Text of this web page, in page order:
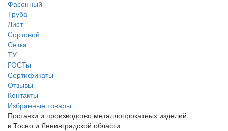
Фасонный
Труба
Лист
Сортовой
Сетка
ТУ
ГОСТы
Сертификаты
Отзывы
Контакты
Избранные товары
Поставки и производство металлопрокатных изделий
в Тосно и Ленинградской области